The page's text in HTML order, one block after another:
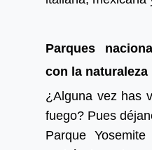
Parques
con la naturaleza
¿Alguna vez has
fuego? Pues
Parque